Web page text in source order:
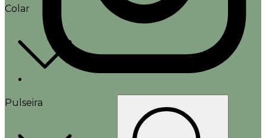
Colar
Pulseira